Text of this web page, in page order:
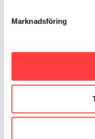
Marknadsföring